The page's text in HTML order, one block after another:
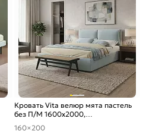
Кровать Vita велюр мята пастель
без П/М 1600x2000,
ортопедическое основание,
160×200